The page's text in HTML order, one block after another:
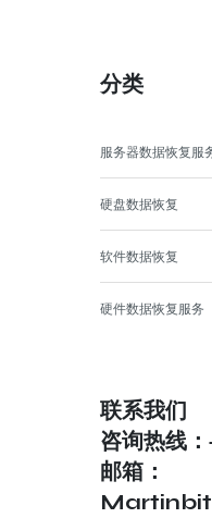
分类
服务器数据恢复服
硬盘数据恢复
软件数据恢复
硬件数据恢复服务
联系我们
咨询热线
邮箱：